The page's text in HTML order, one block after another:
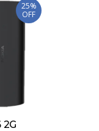
25%
OFF
2G